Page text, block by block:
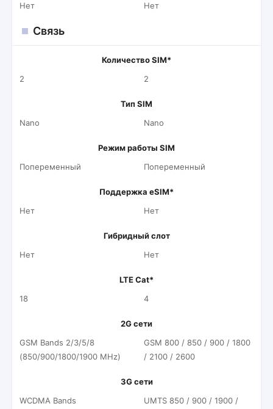
Нет
Нет
Связь
Количество SIM*
2
2
Тип SIM
Nano
Nano
Режим работы SIM
Попеременный
Попеременный
Поддержка eSIM*
Нет
Нет
Гибридный слот
Нет
Нет
LTE Cat*
18
4
2G сети
GSM Bands 2/3/5/8
(850/900/1800/1900 MHz)
GSM 800 / 850 / 900 / 1800
/ 2100 / 2600
3G сети
WCDMA Bands
UMTS 850 / 900 / 1900 /